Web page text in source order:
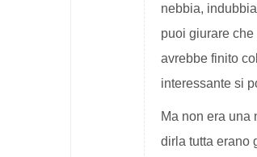
nebbia,
puoi giurare che
avrebbe finito
interessante si
Ma non era una
dirla tutta erano